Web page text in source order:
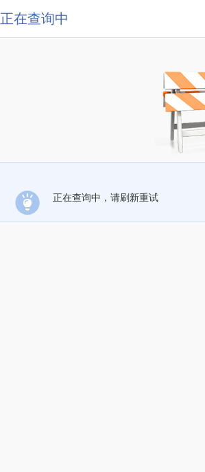
正在查询中
正在查询中，请刷新重试